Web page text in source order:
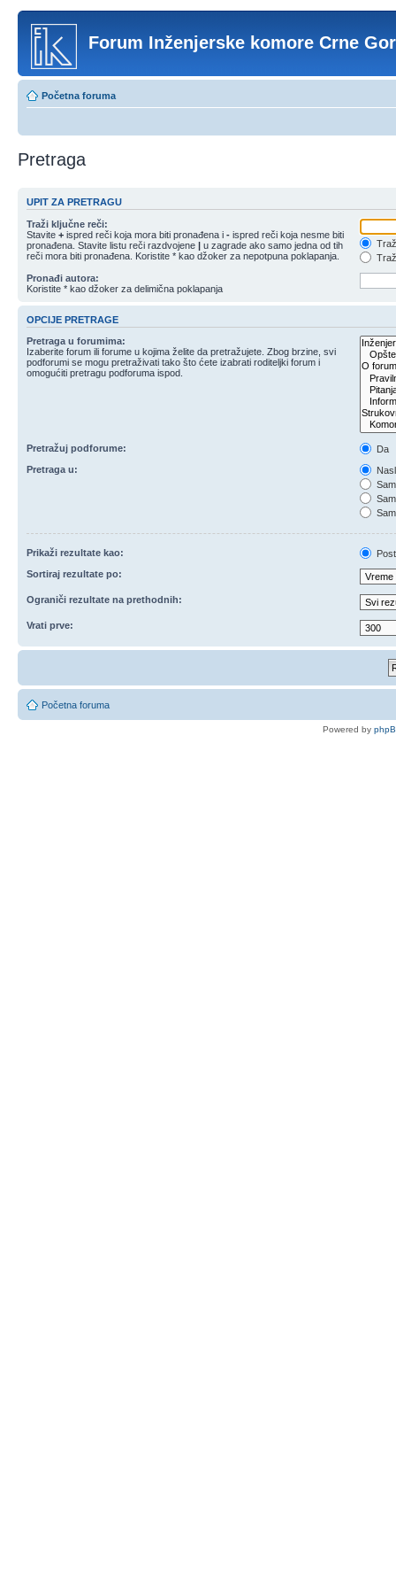
Forum Inženjerske komore Crne
Početna foruma
Pretraga
UPIT ZA PRETRAGU
Traži ključne reči:
Stavite + ispred reči koja mora biti pronađena i - ispred reči koja nesme biti
pronađena. Stavite listu reči razdvojene | u zagrade ako samo jedna od tih
reči mora biti pronađena. Koristite * kao džoker za nepotpuna poklapanja.
Pronađi autora:
Koristite * kao džoker za delimična poklapanja
OPCIJE PRETRAGE
Pretraga u forumima:
Izaberite forum ili forume u kojima želite da pretražujete. Zbog brzine, svi
podforumi se mogu pretraživati tako što ćete izabrati roditeljki forum i
omogućiti pretragu podforuma ispod.
Pretražuj podforume:
Da
Pretraga u:
Prikaži rezultate kao:
Sortiraj rezultate po:
Ograniči rezultate na prethodnih:
Vrati prve:
Početna foruma
Powered by